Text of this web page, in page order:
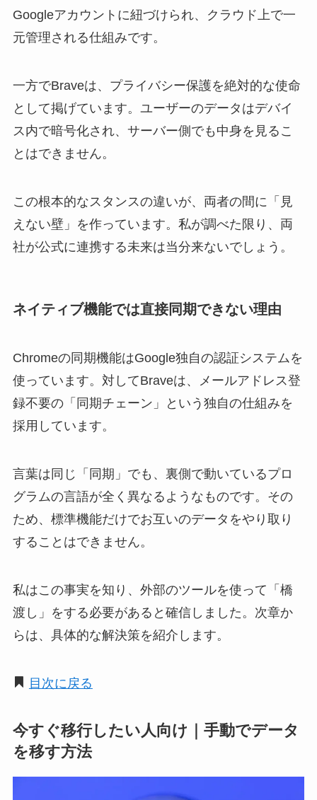
Googleアカウントに紐づけられ、クラウド上で一
元管理される仕組みです。
一方でBraveは、プライバシー保護を絶対的な使命
として掲げています。ユーザーのデータはデバイ
ス内で暗号化され、サーバー側でも中身を見るこ
とはできません。
この根本的なスタンスの違いが、両者の間に「見
えない壁」を作っています。私が調べた限り、両
社が公式に連携する未来は当分来ないでしょう。
ネイティブ機能では直接同期できない理由
Chromeの同期機能はGoogle独自の認証システムを
使っています。対してBraveは、メールアドレス登
録不要の「同期チェーン」という独自の仕組みを
採用しています。
言葉は同じ「同期」でも、裏側で動いているプロ
グラムの言語が全く異なるようなものです。その
ため、標準機能だけでお互いのデータをやり取り
することはできません。
私はこの事実を知り、外部のツールを使って「橋
渡し」をする必要があると確信しました。次章か
らは、具体的な解決策を紹介します。
目次に戻る
今すぐ移行したい人向け｜手動でデータ
を移す方法